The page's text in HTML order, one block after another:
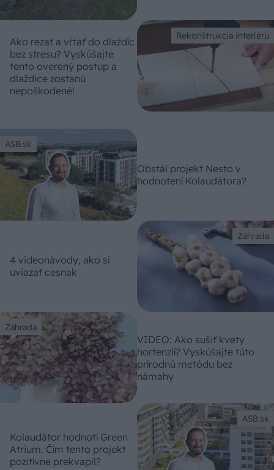
Rekonštrukcia interiéru
Ako rezať a vŕtať do dlaždíc
bez stresu? Vyskúšajte
tento overený postup a
dlaždice zostanú
nepoškodené!
ASB.sk
Obstál projekt Nesto v
hodnotení Kolaudátora?
Záhrada
4 videonávody, ako si
uviazať cesnak
Záhrada
VIDEO: Ako sušiť kvety
hortenzií? Vyskúšajte túto
prírodnú metódu bez
námahy
ASB.sk
Kolaudátor hodnotí Green
Atrium. Čím tento projekt
pozitívne prekvapil?